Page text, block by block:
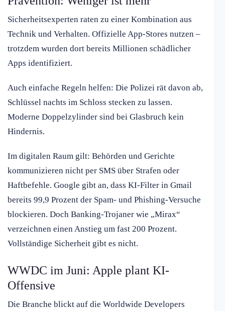
Sicherheitsexperten raten zu einer Kombination aus
Technik und Verhalten. Offizielle App-Stores nutzen –
trotzdem wurden dort bereits Millionen schädlicher
Apps identifiziert.
Auch einfache Regeln helfen: Die Polizei rät davon ab,
Schlüssel nachts im Schloss stecken zu lassen.
Moderne Doppelzylinder sind bei Glasbruch kein
Hindernis.
Im digitalen Raum gilt: Behörden und Gerichte
kommunizieren nicht per SMS über Strafen oder
Haftbefehle. Google gibt an, dass KI-Filter in Gmail
bereits 99,9 Prozent der Spam- und Phishing-Versuche
blockieren. Doch Banking-Trojaner wie „Mirax“
verzeichnen einen Anstieg um fast 200 Prozent.
Vollständige Sicherheit gibt es nicht.
WWDC im Juni: Apple plant KI-
Offensive
Die Branche blickt auf die Worldwide Developers